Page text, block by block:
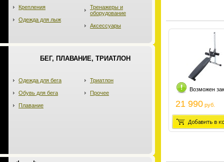
Крепления
Одежда для лыж
Тренажеры и
оборудование
Аксессуары
БЕГ, ПЛАВАНИЕ, ТРИАТЛОН
Одежда для бега
Обувь для бега
Плавание
Триатлон
Прочее
Возможен
21 990 руб.